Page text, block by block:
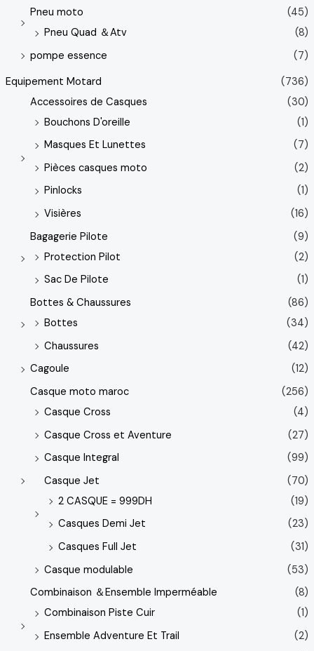
Pneu moto
(45)
Pneu Quad ＆Atv
(8)
pompe essence
(7)
Equipement Motard
(736)
Accessoires de Casques
(30)
Bouchons D'oreille
(1)
Masques Et Lunettes
(7)
Pièces casques moto
(2)
Pinlocks
(1)
Visières
(16)
Bagagerie Pilote
(9)
Protection Pilot
(2)
Sac De Pilote
(1)
Bottes & Chaussures
(86)
Bottes
(34)
Chaussures
(42)
Cagoule
(12)
Casque moto maroc
(256)
Casque Cross
(4)
Casque Cross et Aventure
(27)
Casque Integral
(99)
Casque Jet
(70)
2 CASQUE = 999DH
(19)
Casques Demi Jet
(23)
Casques Full Jet
(31)
Casque modulable
(53)
Combinaison ＆Ensemble Imperméable
(8)
Combinaison Piste Cuir
(1)
Ensemble Adventure Et Trail
(2)